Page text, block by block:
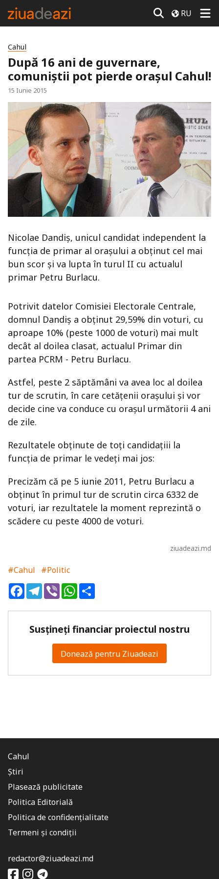
RU
Cahul
După 16 ani de guvernare,
comuniștii pot pierde orașul Cahul!
15 Iunie 2015
Nicolae Dandiș, unicul candidat independent la
funcția de primar al orașului a obținut cel mai
bun scor și va lupta în turul II cu actualul
primar Petru Burlacu.
Potrivit datelor Comisiei Electorale Centrale,
domnul Dandiș a obținut 29,59% din voturi, cu
aproape 10% (peste 1000 de voturi) mai mult
decât al doilea clasat, actualul Primar din
partea PCRM - Petru Burlacu.
Astfel, peste 2 săptămâni va avea loc al doilea
tur de scrutin, în care cetățenii orașului și vor
decide cine va conduce cu orașul următorii 4 ani
de zile.
Rezultatele obținute de toți candidațiii la
funcția de primar le vedeți mai jos:
Precizăm că pe 5 iunie 2011, Petru Burlacu a
obținut în primul tur de scrutin circa 6332 de
voturi, iar rezultatele la moment reprezintă o
scădere cu peste 4000 de voturi.
ziuadeazi.md
#Cahul
#Politic
FacebookTelegram
ViberWhatsApp
Susțineți financiar proiectul nostru
Donează pentru Ziuadeazi
Cahul
Știri
Plasează publicitate
Politica Editorială
Politica de confidențialitate
Termeni și condiții
redactor@ziuadeazi.md